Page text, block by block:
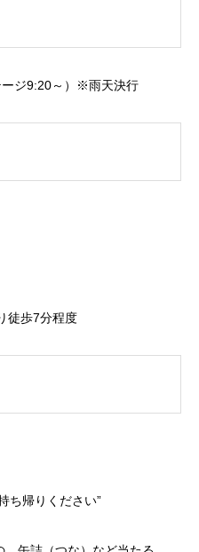
ジ9:20～）※雨天決行
徒歩7分程度
ち帰りください”